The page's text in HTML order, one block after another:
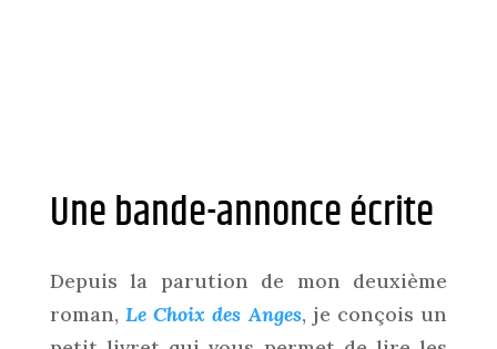
Une bande-annonce écrite
Depuis la parution de mon deuxième
roman, Le Choix des Anges, je conçois un